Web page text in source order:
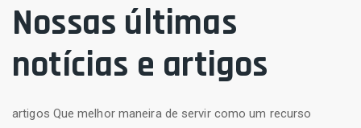
Nossas últimas
notícias e artigos
artigos Que melhor maneira de servir como um recurso